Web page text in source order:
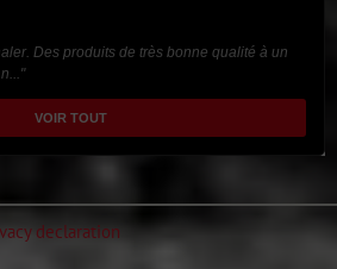
Des produits de très bonne qualité à un
VOIR TOUT
declaration